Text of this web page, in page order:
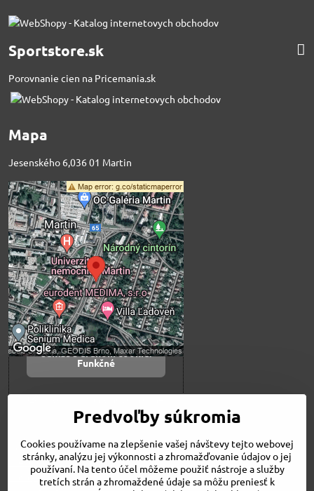
Sportstore.sk
Porovnanie cien na Pricemania.sk
Mapa
Jesenského 6,036 01 Martin
Externý obsah je
blokovaný Voľbami
súkromia
Prajete si načítať externý obsah?
Povoliť tentokrát
Povoliť a zapamätať -
súhlas s druhom cookie:
Funkčné
Novinky
Niečo o nás
Naša ponuka
Predvoľby súkromia
Cookies používame na zlepšenie vašej návštevy tejto webovej
stránky, analýzu jej výkonnosti a zhromažďovanie údajov o jej
používaní. Na tento účel môžeme použiť nástroje a služby
tretích strán a zhromaždené údaje sa môžu preniesť k